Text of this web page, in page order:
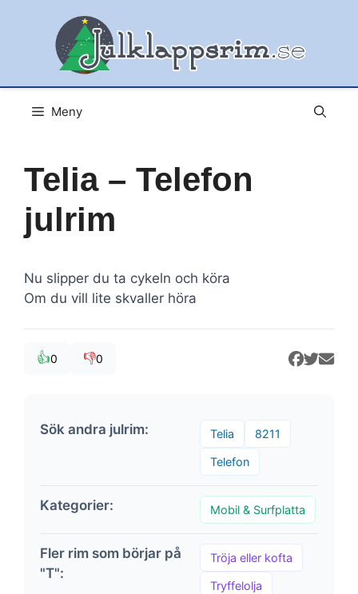
Meny
Telia – Telefon
julrim
Nu slipper du ta cykeln och köra
Om du vill lite skvaller höra
👍0 👎0
Sök andra julrim: Telia 8211
Telefon
Kategorier: Mobil & Surfplatta
Fler rim som börjar på
"T":
Tröja eller kofta
Tryffelolja